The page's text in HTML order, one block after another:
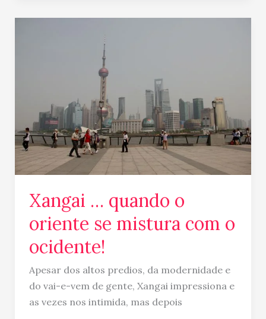
Xangai … quando o
oriente se mistura com o
ocidente!
Apesar dos altos predios, da modernidade e
do vai-e-vem de gente, Xangai impressiona e
as vezes nos intimida, mas depois
mistura
com
o
ocidente!